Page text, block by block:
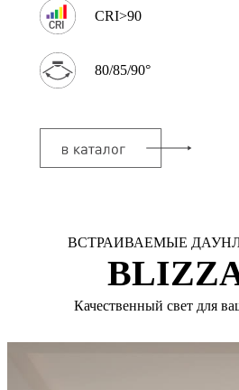
CRI>90
80/85/90°
ВСТРАИВАЕМЫЕ
Качественный свет для